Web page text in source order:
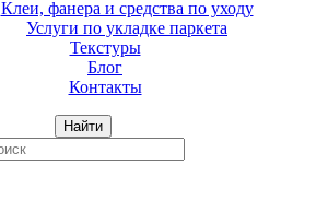
Клеи, фанера и средства по уходу
Услуги по укладке паркета
Текстуры
Блог
Контакты
Найти